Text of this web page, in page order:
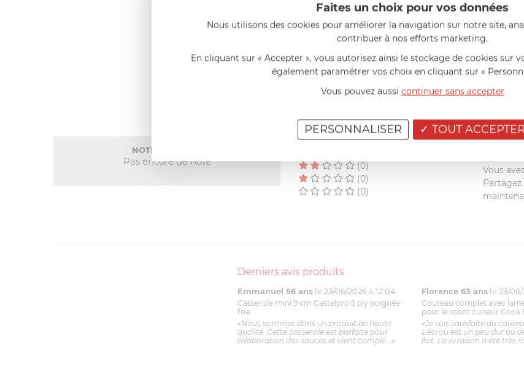
AVIS CLIENT
NOTE MOYENNE
Pas encore de note
(0)
(0)
(0)
(0)
(0)
Vous
Derniers avis produits
Emmanuel 56 ans le 23/06/2026 à 12:04
Casserole mini 9 cm Castelpro 5 ply poignée
fixe
«Nous sommes dans un produit de haute
qualité. Cette casserole est parfaite pour
l'élaboration des sauces et vient complé...»
Florence 63 ans le 23/06/
Couteau complet avec
pour le robot cuiseur Cook
«Je suis satisfaite du
L'écrou est un peu dur au
fait. La livraison a été très
Faites un choix pour vos données
Nous utilisons des cookies pour améliorer la navigation sur notre site,
contribuer à nos efforts marketing.
En cliquant sur « Accepter », vous autorisez ainsi le stockage de cookies sur
également paramétrer vos choix en cliquant sur «
Vous pouvez aussi continuer sans accepter
TOUT ACCEPTER
PERSONNALISER